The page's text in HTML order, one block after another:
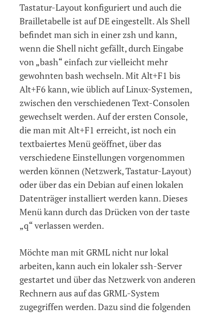
Tastatur-Layout konfiguriert und auch die
Brailletabelle ist auf DE eingestellt. Als Shell
befindet man sich in einer zsh und kann,
wenn die Shell nicht gefällt, durch Eingabe
von „bash“ einfach zur vielleicht mehr
gewohnten bash wechseln. Mit Alt+F1 bis
Alt+F6 kann, wie üblich auf Linux-Systemen,
zwischen den verschiedenen Text-Consolen
gewechselt werden. Auf der ersten Console,
die man mit Alt+F1 erreicht, ist noch ein
textbaiertes Menü geöffnet, über das
verschiedene Einstellungen vorgenommen
werden können (Netzwerk, Tastatur-Layout)
oder über das ein Debian auf einen lokalen
Datenträger installiert werden kann. Dieses
Menü kann durch das Drücken von der taste
„q“ verlassen werden.
Möchte man mit GRML nicht nur lokal
arbeiten, kann auch ein lokaler ssh-Server
gestartet und über das Netzwerk von anderen
Rechnern aus auf das GRML-System
zugegriffen werden. Dazu sind die folgenden